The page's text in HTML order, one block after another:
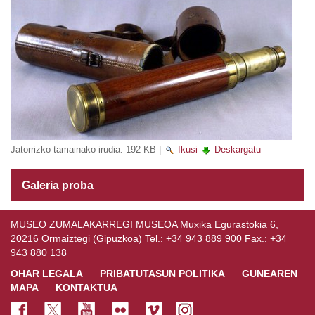
Jatorrizko tamainako irudia: 192 KB Ikusi Deskargatu
Galeria proba
MUSEO ZUMALAKARREGI MUSEOA Muxika Egurastokia 6,
20216 Ormaiztegi (Gipuzkoa) Tel.: +34 943 889 900 Fax.: +34
943 880 138
OHAR LEGALA
PRIBATUTASUN POLITIKA
GUNEAREN
MAPA
KONTAKTUA